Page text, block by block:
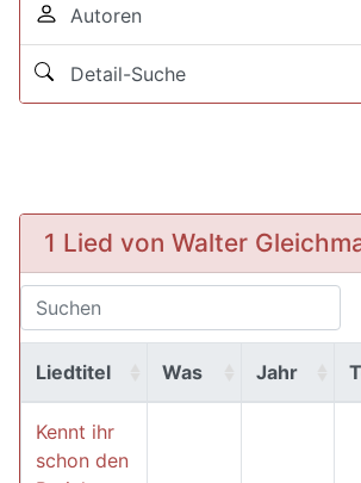
Autoren
Detail-Suche
1 Lied von Walter
Liedtitel Was Jahr
Kennt ihr
schon den